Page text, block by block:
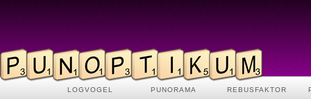
LOGVOGEL PUNORAMA REBUSFAKTOR